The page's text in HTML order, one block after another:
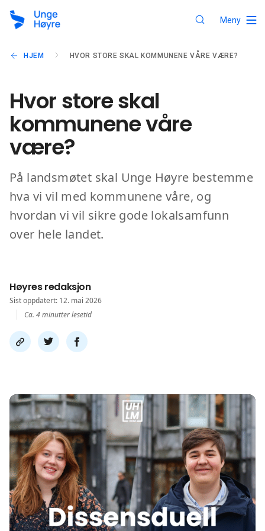
Meny
HJEM HVOR STORE SKAL KOMMUNENE VÅRE VÆRE?
Hvor store skal
kommunene våre
være?
På landsmøtet skal Unge Høyre bestemme
hva vi vil med kommunene våre, og
hvordan vi vil sikre gode lokalsamfunn
over hele landet.
Høyres redaksjon
Sist oppdatert: 12. mai 2026
Ca. 4 minutter lesetid
Del
link
Del
på
Del
på